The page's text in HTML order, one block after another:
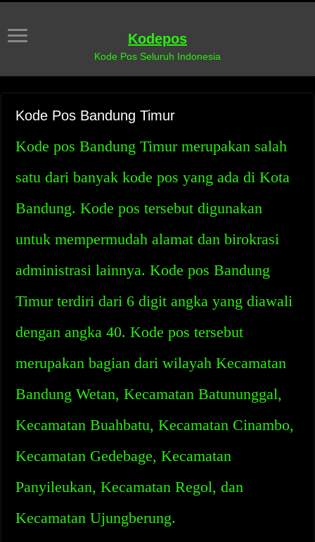
Kodepos
Kode Pos Seluruh Indonesia
Kode Pos Bandung Timur
Kode pos Bandung Timur merupakan salah
satu dari banyak kode pos yang ada di Kota
Bandung. Kode pos tersebut digunakan
untuk mempermudah alamat dan birokrasi
administrasi lainnya. Kode pos Bandung
Timur terdiri dari 6 digit angka yang diawali
dengan angka 40. Kode pos tersebut
merupakan bagian dari wilayah Kecamatan
Bandung Wetan, Kecamatan Batununggal,
Kecamatan Buahbatu, Kecamatan Cinambo,
Kecamatan Gedebage, Kecamatan
Panyileukan, Kecamatan Regol, dan
Kecamatan Ujungberung.